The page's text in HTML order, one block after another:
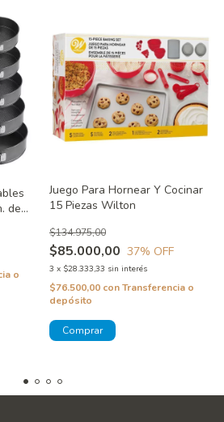
de
o
Juego Para Hornear Y Cocinar
15 Piezas Wilton
$85.000,00
$134.975,00
37% OFF
3 x $28.333,33 sin interés
$76.500,00 conTransferencia o
depósito